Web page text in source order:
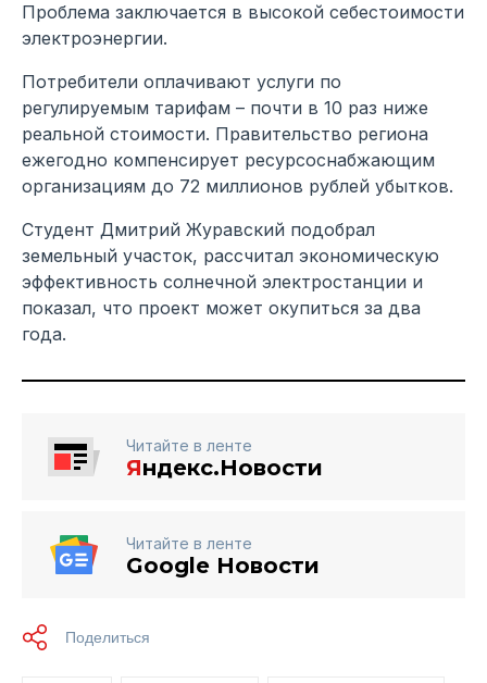
Проблема заключается в высокой себестоимости
электроэнергии.
Потребители оплачивают услуги по
регулируемым тарифам – почти в 10 раз ниже
реальной стоимости. Правительство региона
ежегодно компенсирует ресурсоснабжающим
организациям до 72 миллионов рублей убытков.
Студент Дмитрий Журавский подобрал
земельный участок, рассчитал экономическую
эффективность солнечной электростанции и
показал, что проект может окупиться за два
года.
Читайте в ленте
Яндекс.Новости
Читайте в ленте
Google Новости